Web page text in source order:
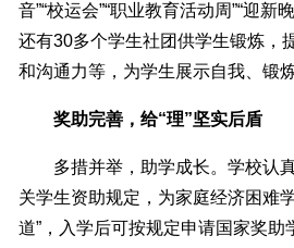
音”“校运会”“职业教育活动周”“迎新
还有30多个学生社团供学生锻炼，
和沟通力等，为学生展示自我、锻
奖助完善，给“理”坚实后盾
多措并举，助学成长。学校认
关学生资助规定，为家庭经济困难
道”，入学后可按规定申请国家奖助